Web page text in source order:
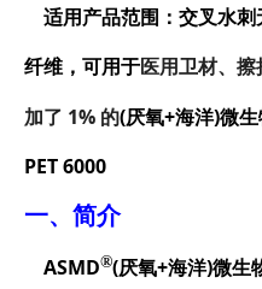
适用产品范围： 交叉水刺
纤维，可用于医用卫材、
加了 1% 的(厌氧+海洋)微
PET 6000
一、简介
ASMD®(厌氧+海洋)微生